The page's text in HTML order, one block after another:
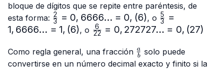
bloque de dígitos que se repite entre paréntesis, de
esta forma: \frac{2}
{3}=0,6666...
3
2 = 0, 6666... = 0, (6), o \frac{5}
{3}=
= 1,(6)
3
5
=
1, 6666... = 1, (6), o \frac{6}
= 0,(27)
22
6 = 0, 272727... = 0, (27)
Como regla general, una fracción \frac{a}
{b}
b
a
solo puede
convertirse en un número decimal exacto y finito si la